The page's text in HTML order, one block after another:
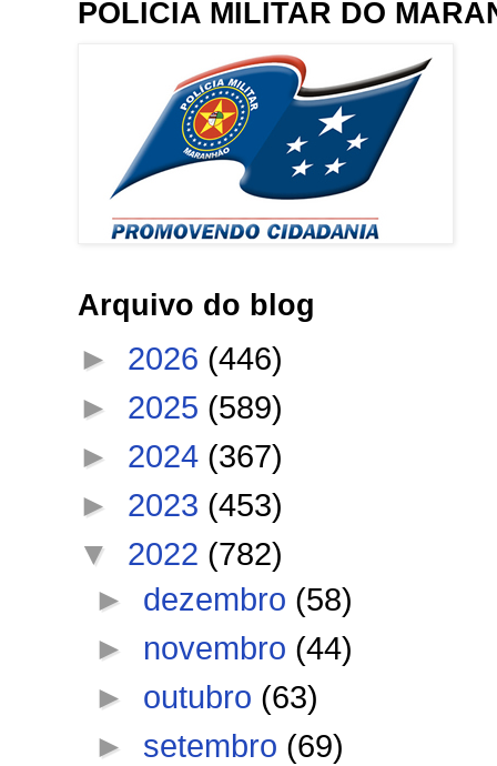
POLÍCIA MILITAR DO
Arquivo do blog
► 2026 (446)
► 2025 (589)
► 2024 (367)
► 2023 (453)
▼ 2022 (782)
► dezembro (58)
► novembro (44)
► outubro (63)
► setembro (69)